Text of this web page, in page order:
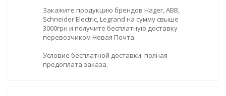
Закажите продукцию брендов Hager, ABB,
Schneider Electric, Legrand на сумму свыше
3000грн и получите бесплатную доставку
перевозчиком Новая Почта.
Условие бесплатной доставки: полная
предоплата заказа.